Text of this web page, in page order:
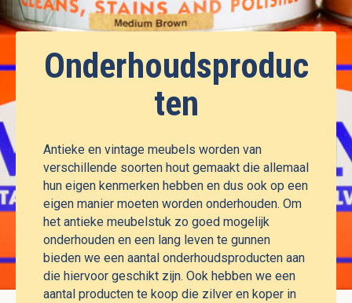
Onderhoudsproduc
ten
Antieke en vintage meubels worden van
verschillende soorten hout gemaakt die allemaal
hun eigen kenmerken hebben en dus ook op een
eigen manier moeten worden onderhouden. Om
het antieke meubelstuk zo goed mogelijk
onderhouden en een lang leven te gunnen
bieden we een aantal onderhoudsproducten aan
die hiervoor geschikt zijn. Ook hebben we een
aantal producten te koop die zilver en koper in